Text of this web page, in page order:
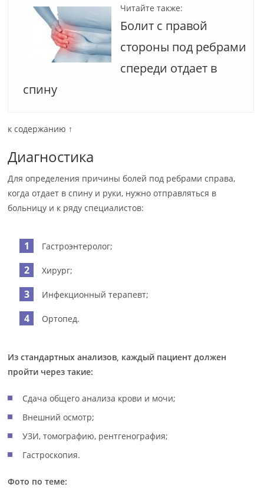
Читайте также:
Болит с правой
стороны под ребрами
спереди отдает в
спину
к содержанию ↑
Диагностика
Для определения причины болей под ребрами справа,
когда отдает в спину и руки, нужно отправляться в
больницу и к ряду специалистов:
Гастроэнтеролог;
Хирург;
Инфекционный терапевт;
Ортопед.
Из стандартных анализов, каждый пациент должен
пройти через такие:
Сдача общего анализа крови и мочи;
Внешний осмотр;
УЗИ, томографию, рентгенография;
Гастроскопия.
Фото по теме: